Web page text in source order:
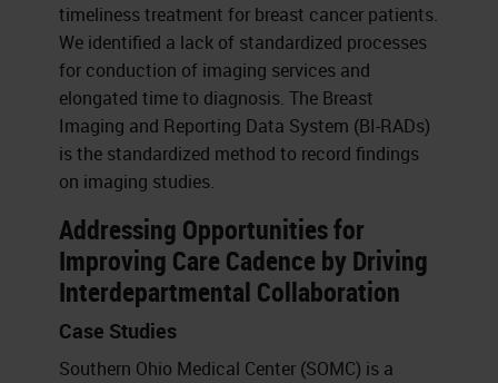
timeliness treatment for breast cancer patients.
We identified a lack of standardized processes
for conduction of imaging services and
elongated time to diagnosis. The Breast
Imaging and Reporting Data System (BI-RADs)
is the standardized method to record findings
on imaging studies.
Addressing Opportunities for
Improving Care Cadence by Driving
Interdepartmental Collaboration
Case Studies
Southern Ohio Medical Center (SOMC) is a